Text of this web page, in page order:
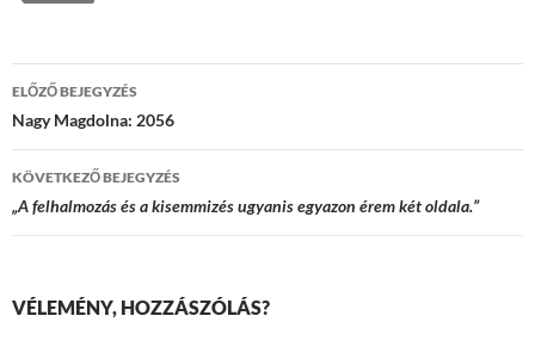
Bejegyzések
navigációja
ELŐZŐ BEJEGYZÉS
Nagy Magdolna: 2056
KÖVETKEZŐ BEJEGYZÉS
„A felhalmozás és a kisemmizés ugyanis egyazon érem két oldala.”
VÉLEMÉNY, HOZZÁSZÓLÁS?